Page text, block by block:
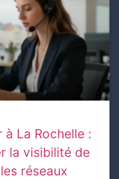
La Rochelle :
la visibilité de
réseaux